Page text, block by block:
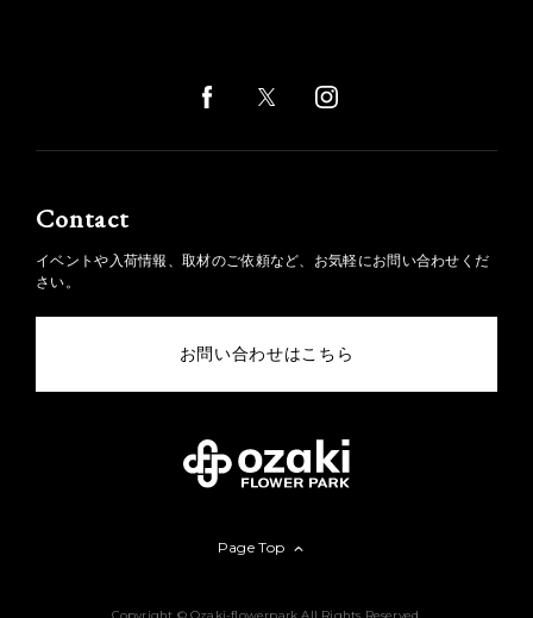
Contact
イベントや入荷情報、取材のご依頼など、お気軽にお問い合わせくだ
さい。
お問い合わせはこちら
Page Top